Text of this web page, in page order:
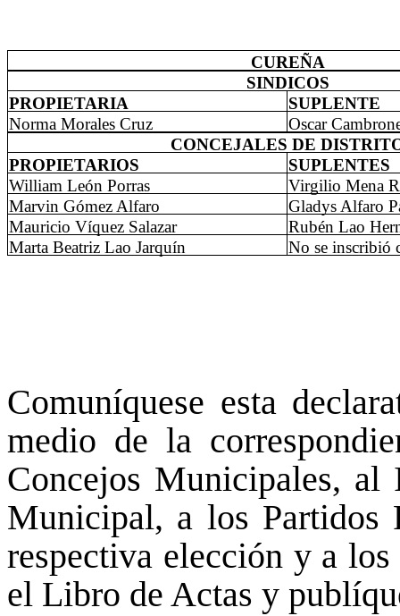
CUREÑA
SINDICOS
PROPIETARIA
SUPLENTE
Norma Morales Cruz
Oscar
CONCEJALES DE
PROPIETARIOS
SUPLENTES
William León Porras
Virgilio Mena
Marvin Gómez Alfaro
Gladys Alfaro
Mauricio Víquez Salazar
Rubén Lao
Marta Beatriz Lao Jarquín
No se inscribió
Comuníquese esta
medio de la
Concejos Municipales, al
Municipal, a los Partidos
respectiva elección y a los
el Libro de Actas y